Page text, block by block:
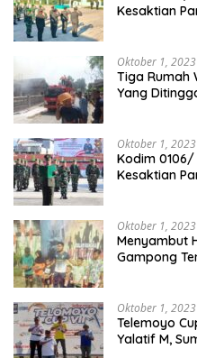
Kesaktian
Oktober 1, 2023
Tiga Rumah
Yang
Oktober 1, 2023
Kodim
Kesaktian
Oktober 1, 2023
Menyambut
Gampong
Oktober 1, 2023
Telemoyo
Yalatif M,